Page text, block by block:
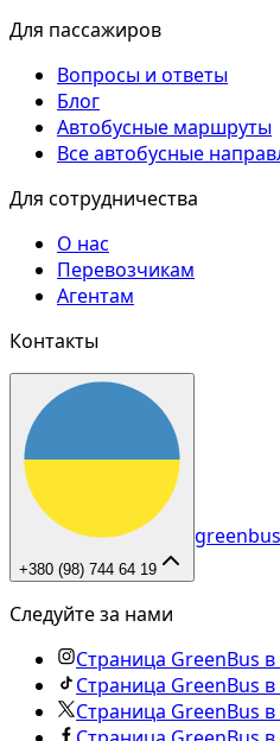
Для пассажиров
Вопросы и ответы
Блог
Автобусные маршруты
Все автобусные
Для сотрудничества
О нас
Перевозчикам
Агентам
Контакты
+380 (98) 744 64 19
Следуйте за нами
Страница GreenBus
Страница GreenBus в
Страница GreenBus